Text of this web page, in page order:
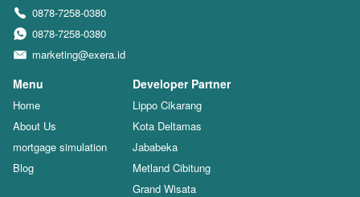
0878-7258-0380
0878-7258-0380
marketing@exera.id
Menu
Home
About Us
mortgage simulation
Blog
Developer Partner
Lippo Cikarang
Kota Deltamas
Jababeka
Metland Cibitung
Grand Wisata